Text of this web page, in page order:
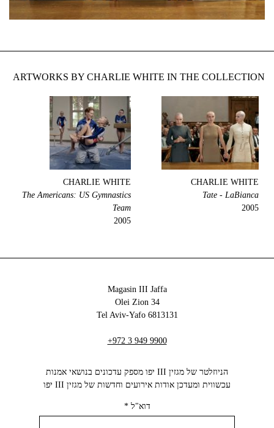
ARTWORKS BY CHARLIE WHITE IN THE COLLECTION
CHARLIE WHITE
Tate - LaBianca
2005
CHARLIE WHITE
The Americans: US Gymnastics
Team
2005
Magasin III Jaffa
34 Olei Zion
6813131 Tel Aviv-Yafo
+972 3 949 9900
הניוזלטר של מגזין III יפו מספק עדכונים בנושאי אמנות
עכשווית ומעדכן אודות אירועים וחדשות של מגזין III יפו‬
דוא"ל*